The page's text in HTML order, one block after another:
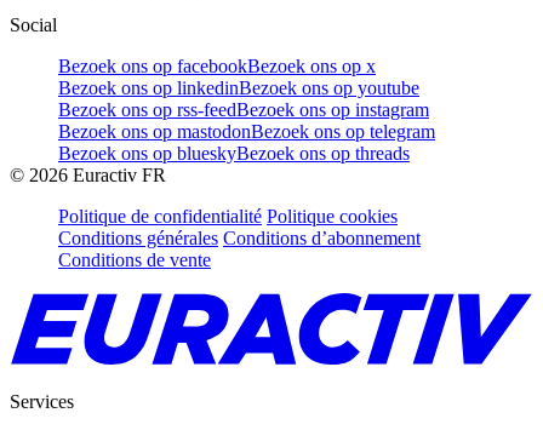
Social
Bezoek ons op facebookBezoek ons op x
Bezoek ons op linkedinBezoek ons op youtube
Bezoek ons op rss-feedBezoek ons op instagram
Bezoek ons op mastodonBezoek ons op telegram
Bezoek ons op blueskyBezoek ons op threads
© 2026 Euractiv FR
Politique de confidentialité Politique cookies
Conditions générales Conditions d’abonnement
Conditions de vente
Services